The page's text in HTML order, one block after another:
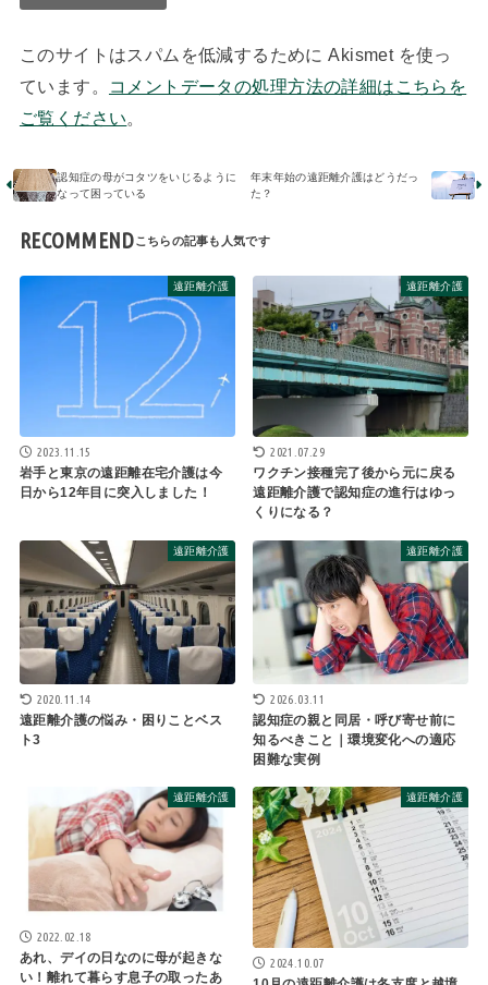
このサイトはスパムを低減するために Akismet を使っ
ています。
コメントデータの処理方法の詳細はこちらを
ご覧ください
認知症の母がコタツをいじるように
なって困っている
年末年始の遠距離介護はどうだっ
た？
RECOMMEND
遠距離介護
2023.11.15
岩手と東京の遠距離在宅介護は今
日から12年目に突入しました！
遠距離介護
2021.07.29
ワクチン接種完了後から元に戻る
遠距離介護で認知症の進行はゆっ
くりになる？
遠距離介護
2020.11.14
遠距離介護の悩み・困りことベス
ト3
遠距離介護
2026.03.11
認知症の親と同居・呼び寄せ前に
知るべきこと｜環境変化への適応
困難な実例
遠距離介護
2022.02.18
あれ、デイの日なのに母が起きな
い！離れて暮らす息子の取ったあ
遠距離介護
2024.10.07